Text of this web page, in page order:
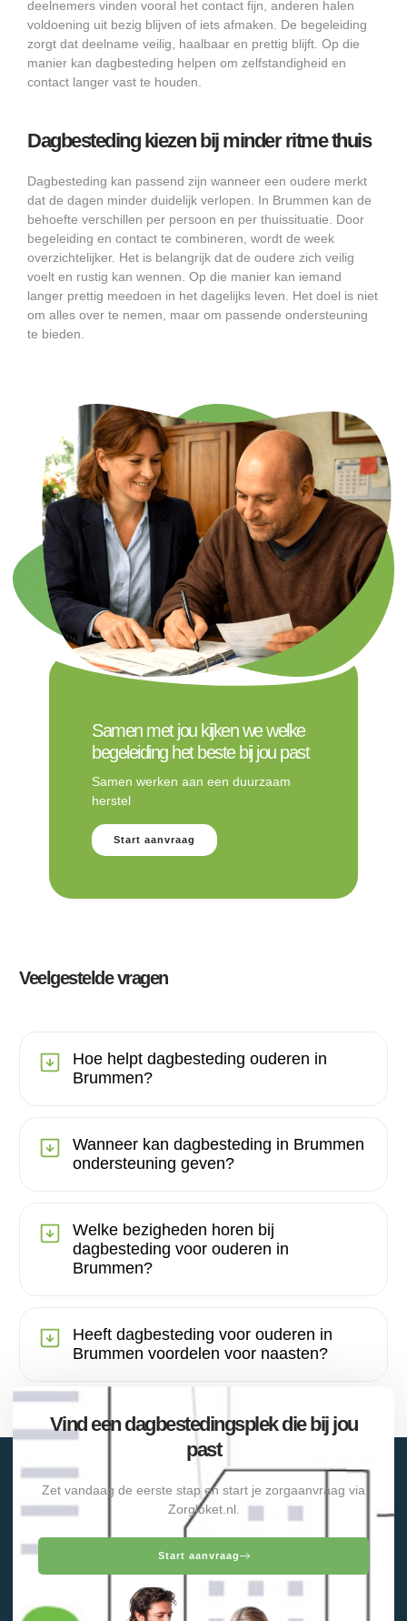
deelnemers vinden vooral het contact fijn, anderen halen
voldoening uit bezig blijven of iets afmaken. De begeleiding
zorgt dat deelname veilig, haalbaar en prettig blijft. Op die
manier kan dagbesteding helpen om zelfstandigheid en
contact langer vast te houden.
Dagbesteding kiezen bij minder ritme thuis
Dagbesteding kan passend zijn wanneer een oudere merkt
dat de dagen minder duidelijk verlopen. In Brummen kan de
behoefte verschillen per persoon en per thuissituatie. Door
begeleiding en contact te combineren, wordt de week
overzichtelijker. Het is belangrijk dat de oudere zich veilig
voelt en rustig kan wennen. Op die manier kan iemand
langer prettig meedoen in het dagelijks leven. Het doel is niet
om alles over te nemen, maar om passende ondersteuning
te bieden.
Samen met jou kijken we welke
begeleiding het beste bij jou past
Samen werken aan een duurzaam
herstel
Start aanvraag
Veelgestelde vragen
Hoe helpt dagbesteding ouderen in
Brummen?
Wanneer kan dagbesteding in Brummen
ondersteuning geven?
Welke bezigheden horen bij
dagbesteding voor ouderen in
Brummen?
Heeft dagbesteding voor ouderen in
Brummen voordelen voor naasten?
Vind een dagbestedingsplek die bij jou
past
Zet vandaag de eerste stap en start je zorgaanvraag via
Zorgloket.nl.
Start aanvraag